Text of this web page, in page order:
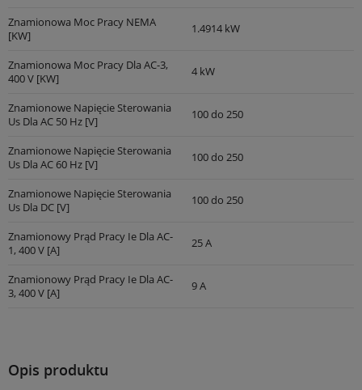
Znamionowa Moc Pracy NEMA
[kW]
1.4914 kW
Znamionowa Moc Pracy Dla AC-3,
400 V [kW]
4 kW
Znamionowe Napięcie Sterowania
Us Dla AC 50 Hz [V]
100 do 250
Znamionowe Napięcie Sterowania
Us Dla AC 60 Hz [V]
100 do 250
Znamionowe Napięcie Sterowania
Us Dla DC [V]
100 do 250
Znamionowy Prąd Pracy Ie Dla AC-
1, 400 V [A]
25 A
Znamionowy Prąd Pracy Ie Dla AC-
3, 400 V [A]
9 A
Opis produktu